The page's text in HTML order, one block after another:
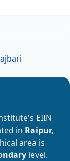
EIIN
in Raipur,
area is
level.